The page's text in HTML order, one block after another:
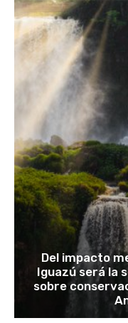
Del impacto
Iguazú será la
sobre